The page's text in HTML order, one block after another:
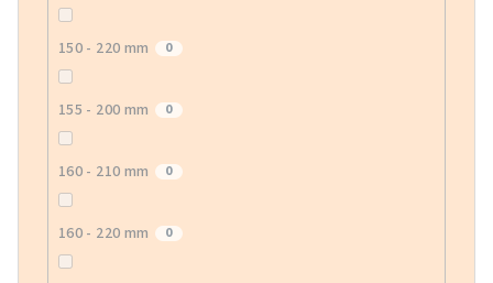
150 - 220 mm 0
155 - 200 mm 0
160 - 210 mm 0
160 - 220 mm 0